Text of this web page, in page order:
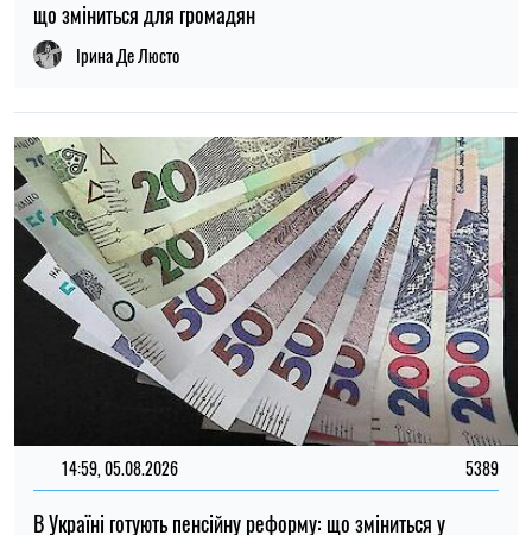
В Україні готують пенсійну реформу: що зміниться у
виплатах, накопиченнях та спеціальних пенсіях
Ірина Де Люсто